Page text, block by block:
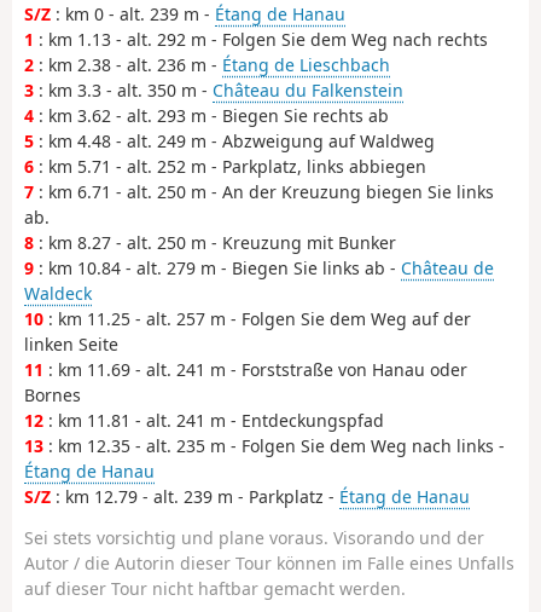
S/Z : km 0 - alt. 239 m - Étang de Hanau
1 : km 1.13 - alt. 292 m - Folgen Sie dem Weg nach rechts
2 : km 2.38 - alt. 236 m - Étang de Lieschbach
3 : km 3.3 - alt. 350 m - Château du Falkenstein
4 : km 3.62 - alt. 293 m - Biegen Sie rechts ab
5 : km 4.48 - alt. 249 m - Abzweigung auf Waldweg
6 : km 5.71 - alt. 252 m - Parkplatz, links abbiegen
7 : km 6.71 - alt. 250 m - An der Kreuzung biegen Sie links
ab.
8 : km 8.27 - alt. 250 m - Kreuzung mit Bunker
9 : km 10.84 - alt. 279 m - Biegen Sie links ab - Château de
Waldeck
10 : km 11.25 - alt. 257 m - Folgen Sie dem Weg auf der
linken Seite
11 : km 11.69 - alt. 241 m - Forststraße von Hanau oder
Bornes
12 : km 11.81 - alt. 241 m - Entdeckungspfad
13 : km 12.35 - alt. 235 m - Folgen Sie dem Weg nach links -
Étang de Hanau
S/Z : km 12.79 - alt. 239 m - Parkplatz - Étang de Hanau
Sei stets vorsichtig und plane voraus. Visorando und der
Autor / die Autorin dieser Tour können im Falle eines Unfalls
auf dieser Tour nicht haftbar gemacht werden.